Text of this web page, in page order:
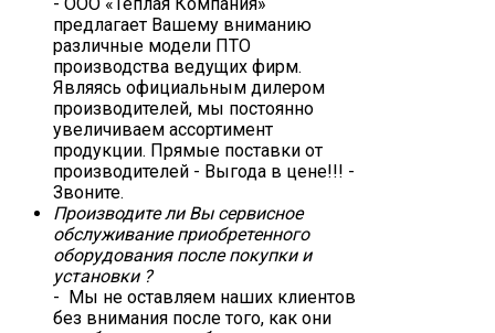
предлагает Вашему вниманию
различные модели ПТО
производства ведущих фирм.
Являясь официальным дилером
производителей, мы постоянно
увеличиваем ассортимент
продукции. Прямые поставки от
производителей - Выгода в цене!!! -
Звоните.
Производите ли Вы сервисное
обслуживание приобретенного
оборудования после покупки и
установки ?
- Мы не оставляем наших клиентов
без внимания после того, как они